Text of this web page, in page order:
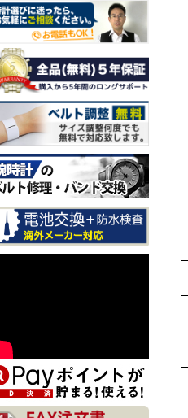
80H ACT Line 光発電エコ・
ドライブ GPS衛星電波時計
限定モデル 世界限定1,800
本 メンズモデル 入荷しまし
た！
CITIZEN ATTESA CC4078-
51E ACT Line LIGHT in BL
ACK Eco-Drive 50th Anniver
sary Edition メンズモデル
入荷しました！
CITIZEN EXCEED CB1147-
61E LIGHT in BLACK Eco-
Drive 50th Anniversary Editi
on メンズモデル 入荷しま
した！
CITIZEN ATTESA AT8384-5
n ES9495-59E LIGHT in BL
ACK Eco-Drive 50th Anniver
sary Edition レディースモデ
ル 入荷しました！